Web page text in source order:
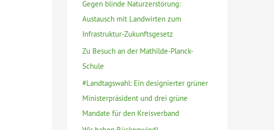
a
c
Gegen blinde Naturzerstörung:
Austausch mit Landwirten zum
Infrastruktur-Zukunftsgesetz
Zu Besuch an der Mathilde-Planck-
Schule
#Landtagswahl: Ein designierter grüner
Ministerpräsident und drei grüne
Mandate für den Kreisverband